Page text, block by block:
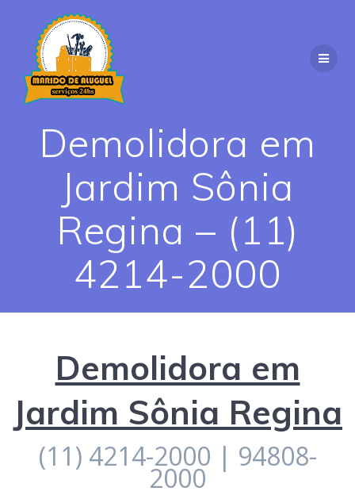
Demolidora em
Jardim Sônia
Regina – (11)
4214-2000
Demolidora em
Jardim Sônia Regina
(11) 4214-2000 | 94808-
2000